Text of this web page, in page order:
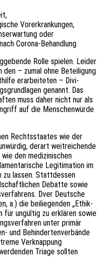
Vorerkrankungen,
oder
Corona-Behandlung
Rolle spielen. Leider
– zumal ohne Beteiligung
erarbeiteten – Divi-
genannt. Das
muss daher nicht nur als
auf die Menschenwürde
Rechtsstaates wie der
derart weitreichende
den medizinischen
Legitimation im
zu lassen. Stattdessen
Debatte sowie
Dver Deutsche
a.) die beiliegenden „Ethik-
für ungültig zu erklären sowie
unter primär
und Behindertenverbände
Verknappung
Triage sollten